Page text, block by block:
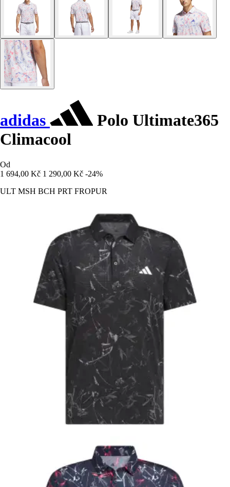
adidas
Polo Ultimate365
Climacool
Od
1 694,00 Kč 1 290,00 Kč -24%
ULT MSH BCH PRT FROPUR